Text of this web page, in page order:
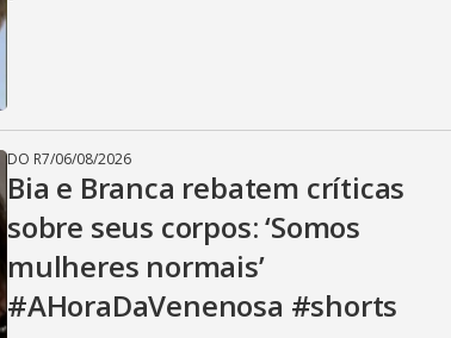
DO R7/06/08/2026
Bia e Branca rebatem críticas
sobre seus corpos: ‘Somos
mulheres normais’
#AHoraDaVenenosa #shorts